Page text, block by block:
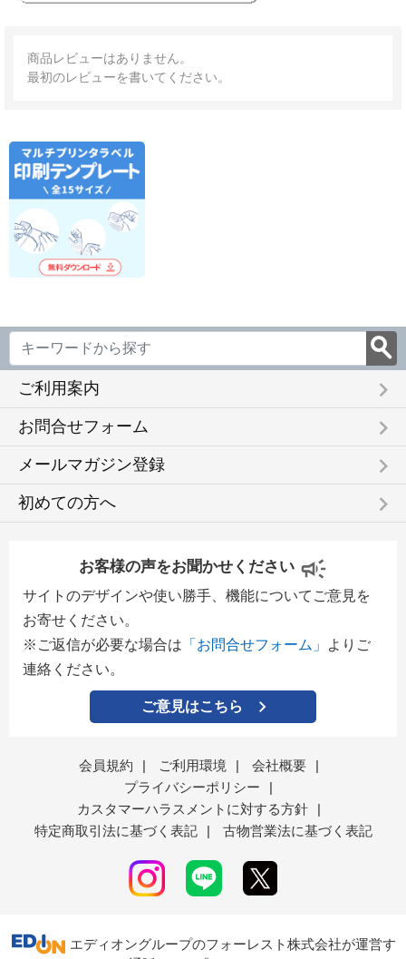
商品レビューはありません。
最初のレビューを書いてください。
ご利用案内 keyboard_arrow_right
お問合せフォーム keyboard_arrow_right
メールマガジン登録 keyboard_arrow_right
初めての方へ keyboard_arrow_right
お客様の声をお聞かせください
サイトのデザインや使い勝手、機能についてご意見を
お寄せください。
※ご返信が必要な場合は 「お問合せフォーム」
よりご
連絡ください。
ご意見はこちら
会員規約 | ご利用環境 | 会社概要
|
プライバシーポリシー
|
カスタマーハラスメントに対する方針
|
特定商取引法に基づく表記
| 古物営業法に基づく表記
エディオングループのフォーレスト株式会社が運営す